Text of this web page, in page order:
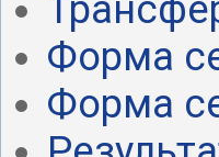
Форма
Форма